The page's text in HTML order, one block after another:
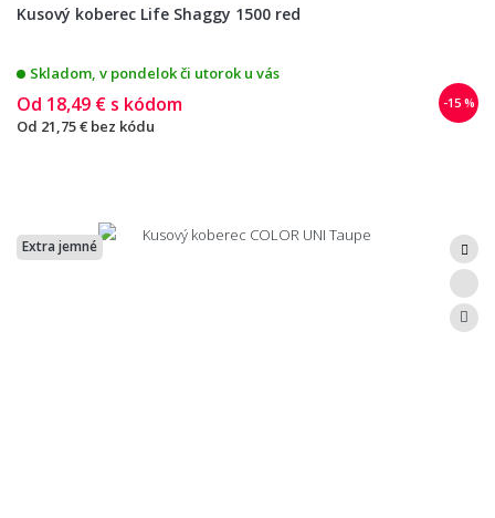
Kusový koberec Life Shaggy 1500 red
Skladom, v pondelok či utorok u vás
-15 %
Od 18,49 € s kódom
Od 21,75 € bez kódu
Extra jemné